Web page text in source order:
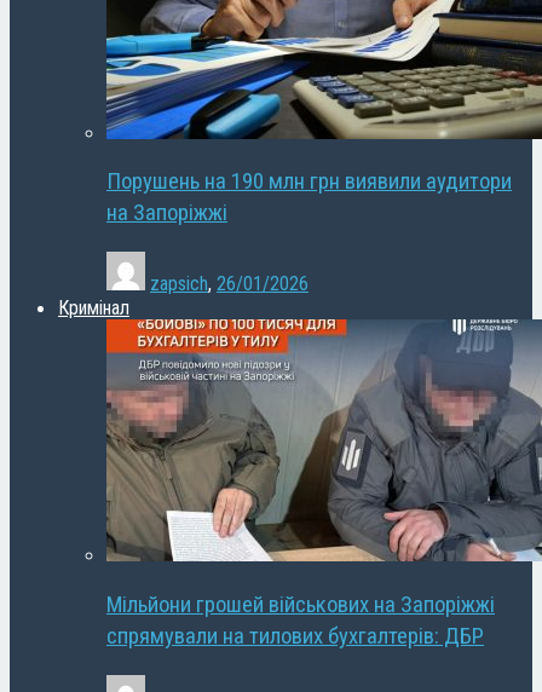
Порушень на 190 млн грн виявили аудитори
на Запоріжжі
zapsich, 26/01/2026
Кримінал
Мільйони грошей військових на Запоріжжі
спрямували на тилових бухгалтерів: ДБР